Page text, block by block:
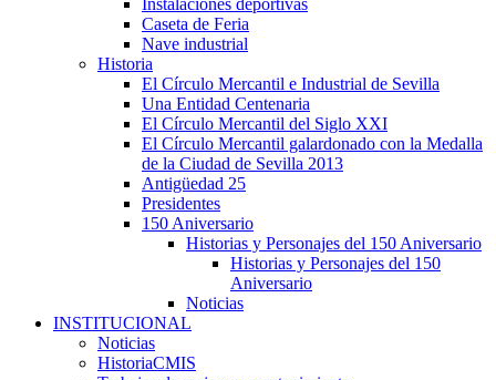
Instalaciones deportivas
Caseta de Feria
Nave industrial
Historia
El Círculo Mercantil e Industrial de Sevilla
Una Entidad Centenaria
El Círculo Mercantil del Siglo XXI
El Círculo Mercantil galardonado con la Medalla
de la Ciudad de Sevilla 2013
Antigüedad 25
Presidentes
150 Aniversario
Historias y Personajes del 150 Aniversario
Historias y Personajes del 150
Aniversario
Noticias
INSTITUCIONAL
Noticias
HistoriaCMIS